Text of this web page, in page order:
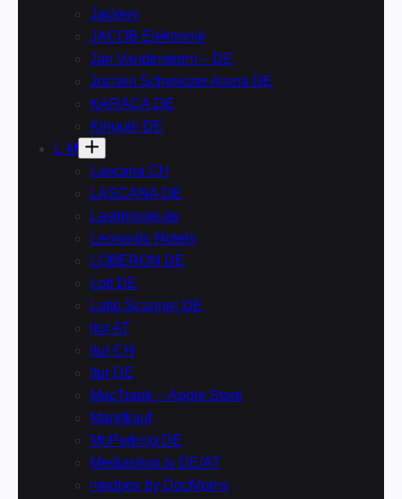
Jackery
JACOB Elektronik
Jan Vanderstorm – DE
Jochen Schweizer Arena DE
KARACA DE
Kinguin DE
L-M
Lascana CH
LASCANA DE
Lastminute.de
Leonardo Hotels
LOBERON DE
Lott DE
Lotto Scanner DE
ltur AT
ltur CH
ltur DE
MacTrade – Apple Store
Marktkauf
McParking DE
Mediashop.tv DE/AT
medpex by DocMorris